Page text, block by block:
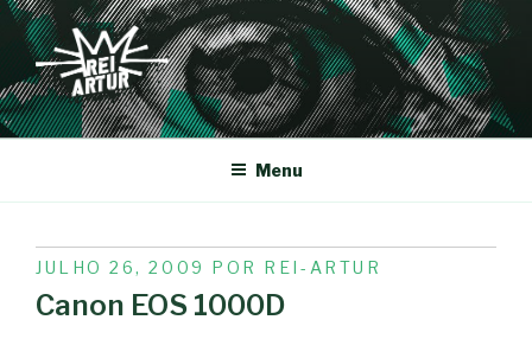
Saltar
para
conteúdo
REI-ARTUR
Menu
PUBLICADO
EM
JULHO 26, 2009 POR REI-ARTUR
Canon EOS 1000D